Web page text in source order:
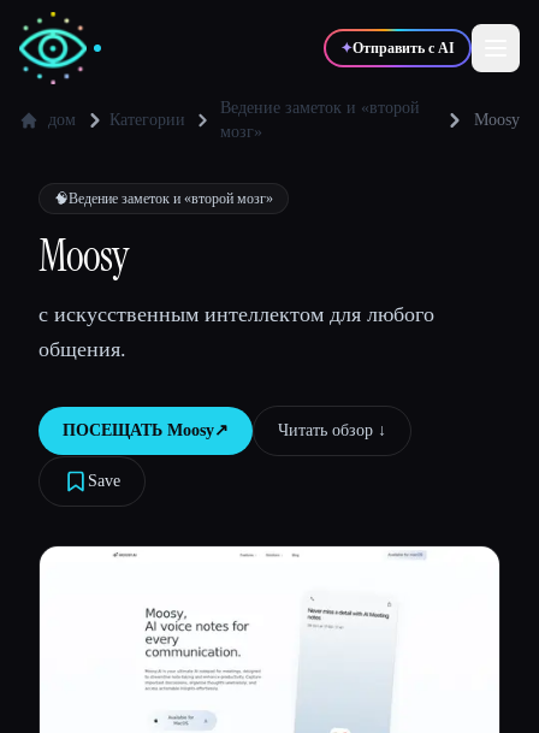
✦Отправить с AI
💻Разработчики
🎓Студенты
Блог
дом Категории
Ведение заметок и «второй
мозг»
Moosy
🧠Ведение заметок и «второй мозг»
Moosy
с искусственным интеллектом для любого
общения.
ПОСЕЩАТЬ Moosy↗︎ Читать обзор ↓︎
Save